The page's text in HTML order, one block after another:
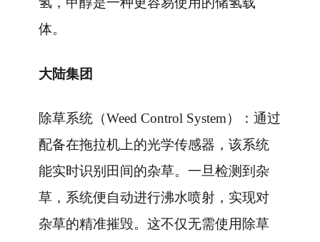
体。
大陆集团
除草系统（Weed Control System）：通过
配备在拖拉机上的光学传感器，该系统
能实时识别田间的杂草。一旦检测到杂
草，系统便自动进行沸水喷射，实现对
杂草的精准摧毁。这不仅无需使用除草